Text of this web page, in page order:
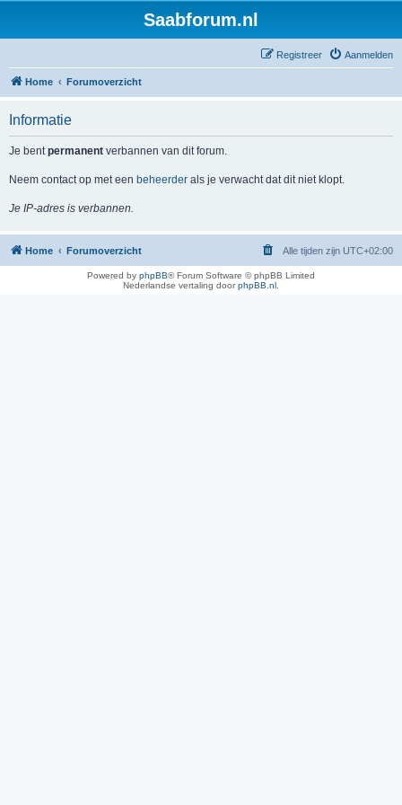
Saabforum.nl
Aanmelden
Registreer
Home Forumoverzicht
Informatie
Je bentpermanent verbannen van dit forum.
Neem contact op met een beheerder als je verwacht dat dit niet klopt.
Je IP-adres is verbannen.
Home Forumoverzicht Alle tijden zijn UTC+02:00
Powered by phpBB® Forum Software © phpBB Limited
Nederlandse vertaling doorphpBB.nl